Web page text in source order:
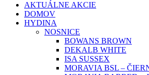
AKTUÁLNE AKCIE
DOMOV
HYDINA
NOSNICE
BOWANS BROWN
DEKALB WHITE
ISA SUSSEX
MORAVIA BSL –